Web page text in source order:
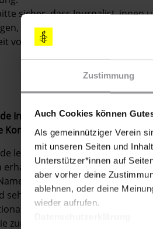
Zustimmung
Auch Cookies können
Als gemeinnütziger Verein
mit unseren Seiten und
Unterstützer*innen auf
aber vorher deine
ablehnen, oder deine
wieder aufrufen.
sicher, dass
Einschüchterung und
von Journalist_innen und
Investigativ-Journalistin Keiso
Kommentare und
lesothische Investigativ-
Sie hatte einen Beitrag
"Lawrence Kori"
sehr nahe sei und bald sterben
Sicherheitsdienst (NSS)
zur "Persona non grata" erklärt